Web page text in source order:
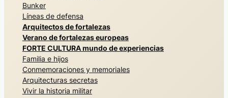
Bunker
Líneas de defensa
Arquitectos de fortalezas
Verano de fortalezas europeas
FORTE CULTURA mundo de experiencias
Familia e hijos
Conmemoraciones y memoriales
Arquitecturas secretas
Vivir la historia militar